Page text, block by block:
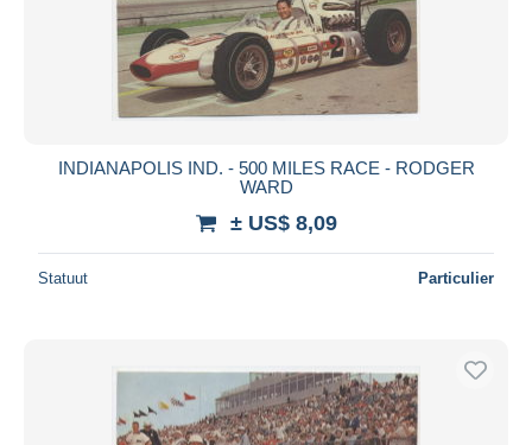
INDIANAPOLIS IND. - 500 MILES RACE - RODGER
WARD
± US$ 8,09
Statuut Particulier